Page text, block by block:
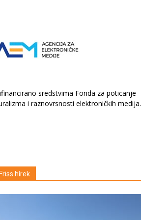
sredstvima Fonda za poticanje
i raznovrsnosti elektroničkih medija.
Friss hírek